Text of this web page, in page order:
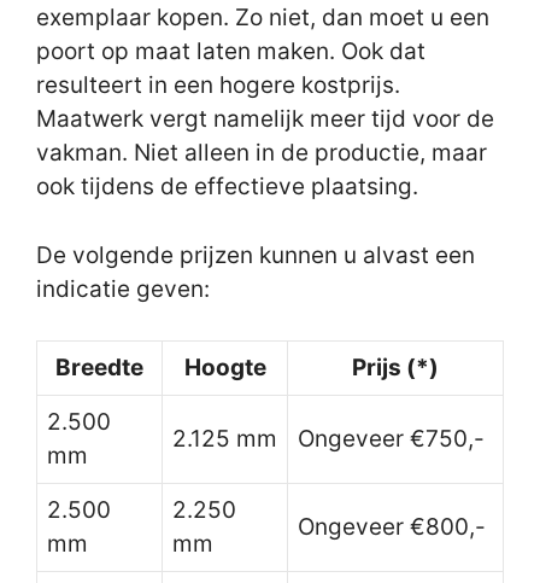
exemplaar kopen. Zo niet, dan moet u een
poort op maat laten maken. Ook dat
resulteert in een hogere kostprijs.
Maatwerk vergt namelijk meer tijd voor de
vakman. Niet alleen in de productie, maar
ook tijdens de effectieve plaatsing.
De volgende prijzen kunnen u alvast een
indicatie geven:
Breedte Hoogte
Prijs (*)
2.500
mm
2.125 mm Ongeveer €750,-
2.500
mm
2.250
mm
Ongeveer €800,-